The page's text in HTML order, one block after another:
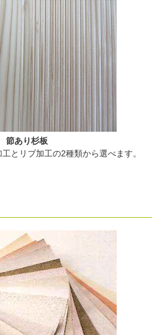
節あり杉板
とリブ加工の2種類から選べます。